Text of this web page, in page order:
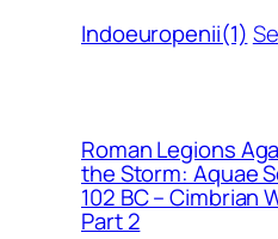
Indoeuropenii(1)
Roman Legions
the Storm: Aquae
102 BC – Cimbrian
Part 2